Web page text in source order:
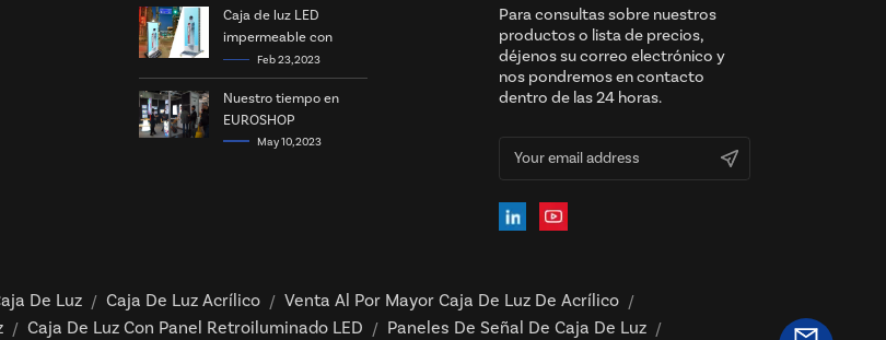
Caja de luz LED
impermeable con
energía solar
Feb 23, 2023
Nuestro tiempo en
EUROSHOP
May 10, 2023
Para consultas sobre nuestros
productos o lista de precios,
déjenos su correo electrónico y
nos pondremos en contacto
dentro de las 24 horas.
De Luz / Caja De Luz Acrílico / Venta Al Por Mayor Caja De Luz De Acrílico /
/ Caja De Luz Con Panel Retroiluminado LED / Paneles De Señal De Caja De Luz /